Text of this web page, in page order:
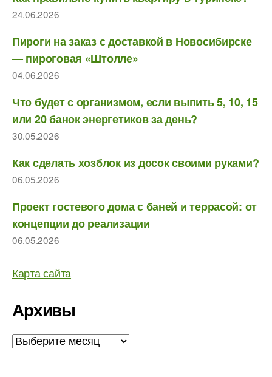
24.06.2026
Пироги на заказ с доставкой в Новосибирске
— пироговая «Штолле»
04.06.2026
Что будет с организмом, если выпить 5, 10, 15
или 20 банок энергетиков за день?
30.05.2026
Как сделать хозблок из досок своими руками?
06.05.2026
Проект гостевого дома с баней и террасой: от
концепции до реализации
06.05.2026
Карта сайта
Архивы
Архивы